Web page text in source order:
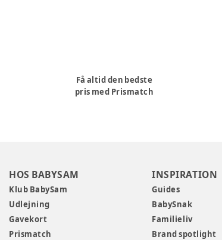
Få altid den bedste
pris med Prismatch
HOS BABYSAM
Klub BabySam
Udlejning
Gavekort
Prismatch
INSPIRATION
Guides
BabySnak
Familieliv
Brand spotlight